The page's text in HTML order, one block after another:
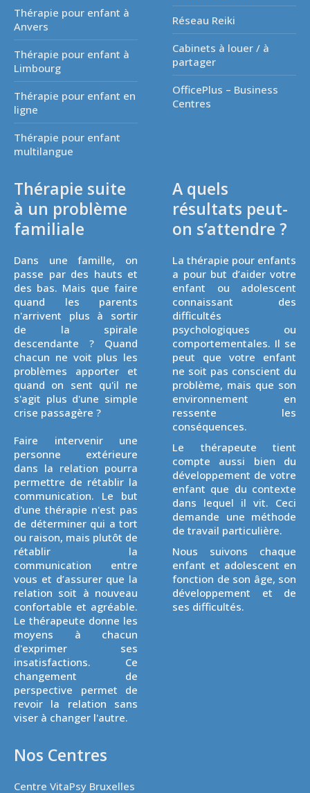
Thérapie pour enfant à
Anvers
Thérapie pour enfant à
Limbourg
Thérapie pour enfant en
ligne
Thérapie pour enfant
multilangue
Réseau Reiki
Cabinets à louer / à
partager
OfficePlus – Business
Centres
Thérapie suite
à un problème
familiale
Dans une famille, on
passe par des hauts et
des bas. Mais que faire
quand les parents
n'arrivent plus à sortir
de la spirale
descendante ? Quand
chacun ne voit plus les
problèmes apporter et
quand on sent qu'il ne
s'agit plus d'une simple
crise passagère ?
Faire intervenir une
personne extérieure
dans la relation pourra
permettre de rétablir la
communication. Le but
d'une thérapie n'est pas
de déterminer qui a tort
ou raison, mais plutôt de
rétablir la
communication entre
vous et d’assurer que la
relation soit à nouveau
confortable et agréable.
Le thérapeute donne les
moyens à chacun
d'exprimer ses
insatisfactions. Ce
changement de
perspective permet de
revoir la relation sans
viser à changer l'autre.
A quels
résultats peut-
on s’attendre ?
La thérapie pour enfants
a pour but d’aider votre
enfant ou adolescent
connaissant des
difficultés
psychologiques ou
comportementales. Il se
peut que votre enfant
ne soit pas conscient du
problème, mais que son
environnement en
ressente les
conséquences.
Le thérapeute tient
compte aussi bien du
développement de votre
enfant que du contexte
dans lequel il vit. Ceci
demande une méthode
de travail particulière.
Nous suivons chaque
enfant et adolescent en
fonction de son âge, son
développement et de
ses difficultés.
Nos Centres
Centre VitaPsy Bruxelles